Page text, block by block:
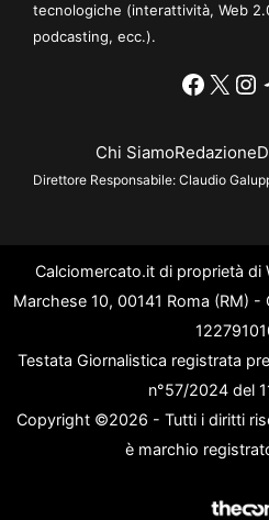
tecnologiche (interattività, Web
podcasting, ecc.).
X
Chi SiamoRedazione
Direttore Responsabile: Claudio
Calciomercato.it di proprietà di
Marchese 10, 00141 Roma (RM) -
Testata Giornalistica registrata
n°57/2024 del
Copyright ©2026 - Tutti i diritti
è marchio